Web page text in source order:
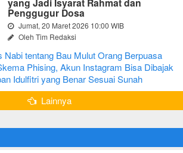
Penggugur Dosa
Jumat, 20 Maret 2026 10:00 WIB
Oleh Tim Redaksi
Nabi tentang Bau Mulut Orang Berpuasa
Tidak Menggangu
Phising, Akun Instagram Bisa Dibajak
Idulfitri yang Benar Sesuai Sunah
Lainnya